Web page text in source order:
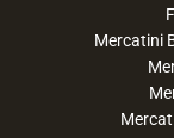
Mercatini